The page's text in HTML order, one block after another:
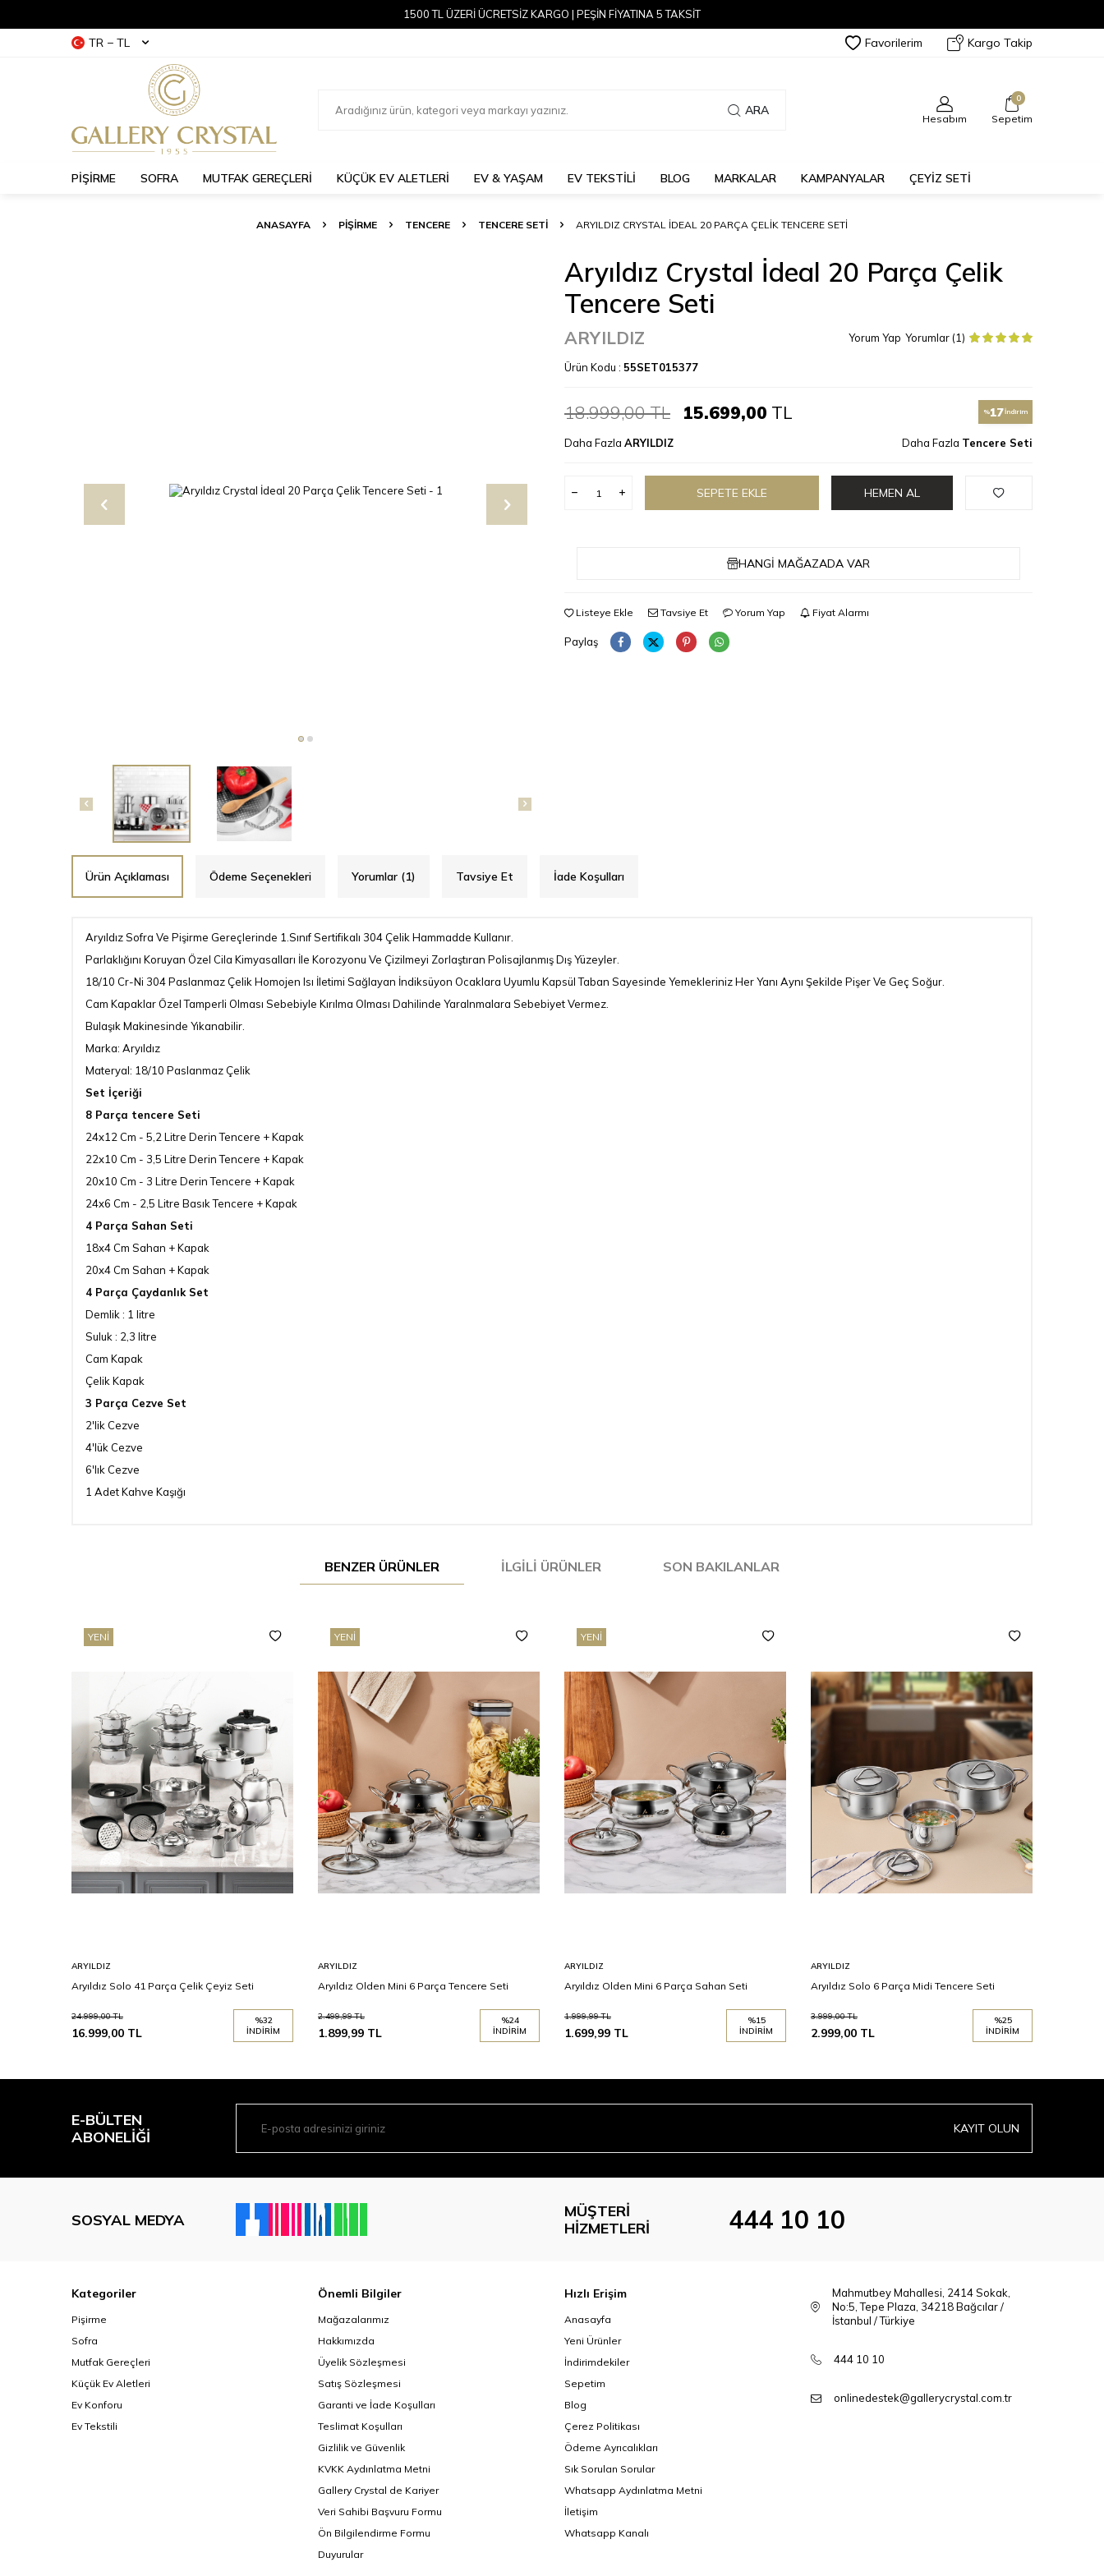
1500 TL ÜZERİ ÜCRETSİZ KARGO | PEŞİN FİYATINA 5 TAKSİT
TR − TL Favorilerim Kargo Takip
ARA
Hesabım
0
Sepetim
PİŞİRME SOFRA MUTFAK GEREÇLERİ KÜÇÜK EV ALETLERİ EV & YAŞAM EV TEKSTİLİ BLOG MARKALAR KAMPANYALAR ÇEYİZ SETİ
ANASAYFA PİŞİRME TENCERE TENCERE SETI ARYILDIZ CRYSTAL İDEAL 20 PARÇA ÇELIK TENCERE SETI
Aryıldız Crystal İdeal 20 Parça Çelik
Tencere Seti
ARYILDIZ Yorum Yap Yorumlar (1)
Ürün Kodu : 55SET015377
18.999,00TL 15.699,00 TL %17İndirim
Daha Fazla ARYILDIZ Daha Fazla Tencere Seti
SEPETE EKLE HEMEN AL
HANGI MAĞAZADA VAR
Listeye Ekle Tavsiye Et Yorum Yap Fiyat Alarmı
Paylaş
Ürün Açıklaması Ödeme Seçenekleri Yorumlar (1) Tavsiye Et İade Koşulları
Aryıldız Sofra Ve Pişirme Gereçlerinde 1.Sınıf Sertifikalı 304 Çelik Hammadde Kullanır.
Parlaklığını Koruyan Özel Cila Kimyasalları İle Korozyonu Ve Çizilmeyi Zorlaştıran Polisajlanmış Dış Yüzeyler.
18/10 Cr-Ni 304 Paslanmaz Çelik Homojen Isı İletimi Sağlayan İndiksüyon Ocaklara Uyumlu Kapsül Taban Sayesinde Yemekleriniz Her Yanı Aynı Şekilde Pişer Ve Geç Soğur.
Cam Kapaklar Özel Tamperli Olması Sebebiyle Kırılma Olması Dahilinde Yaralnmalara Sebebiyet Vermez.
Bulaşık Makinesinde Yıkanabilir.
Marka: Aryıldız
Materyal: 18/10 Paslanmaz Çelik
Set İçeriği
8 Parça tencere Seti
24x12 Cm - 5,2 Litre Derin Tencere + Kapak
22x10 Cm - 3,5 Litre Derin Tencere + Kapak
20x10 Cm - 3 Litre Derin Tencere + Kapak
24x6 Cm - 2,5 Litre Basık Tencere + Kapak
4 Parça Sahan Seti
18x4 Cm Sahan + Kapak
20x4 Cm Sahan + Kapak
4 Parça Çaydanlık Set
Demlik : 1 litre
Suluk : 2,3 litre
Cam Kapak
Çelik Kapak
3 Parça Cezve Set
2'lik Cezve
4'lük Cezve
6'lık Cezve
1 Adet Kahve Kaşığı
BENZER ÜRÜNLER İLGILI ÜRÜNLER SON BAKILANLAR
YENI
ARYILDIZ
Aryıldız Solo 41 Parça Çelik Çeyiz Seti
24.999,00TL
16.999,00 TL
%32
İNDIRIM
YENI
ARYILDIZ
Aryıldız Olden Mini 6 Parça Tencere Seti
2.499,99TL
1.899,99 TL
%24
İNDIRIM
YENI
ARYILDIZ
Aryıldız Olden Mini 6 Parça Sahan Seti
1.999,99TL
1.699,99 TL
%15
İNDIRIM
ARYILDIZ
Aryıldız Solo 6 Parça Midi Tencere Seti
3.999,00TL
2.999,00 TL
%25
İNDIRIM
E-BÜLTEN
ABONELIĞI
KAYIT OLUN
SOSYAL MEDYA
MÜŞTERI
HIZMETLERI
444 10 10
Kategoriler
Pişirme
Sofra
Mutfak Gereçleri
Küçük Ev Aletleri
Ev Konforu
Ev Tekstili
Önemli Bilgiler
Mağazalarımız
Hakkımızda
Üyelik Sözleşmesi
Satış Sözleşmesi
Garanti ve İade Koşulları
Teslimat Koşulları
Gizlilik ve Güvenlik
KVKK Aydınlatma Metni
Gallery Crystal de Kariyer
Veri Sahibi Başvuru Formu
Ön Bilgilendirme Formu
Duyurular
Hızlı Erişim
Anasayfa
Yeni Ürünler
İndirimdekiler
Sepetim
Blog
Çerez Politikası
Ödeme Ayrıcalıkları
Sık Sorulan Sorular
Whatsapp Aydınlatma Metni
İletişim
Whatsapp Kanalı
Mahmutbey Mahallesi, 2414 Sokak,
No:5, Tepe Plaza, 34218 Bağcılar /
İstanbul / Türkiye
444 10 10
onlinedestek@gallerycrystal.com.tr